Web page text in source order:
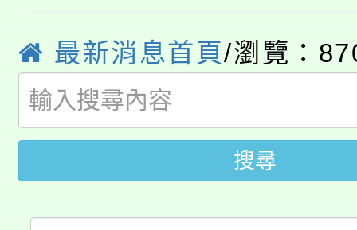
車」活動
桃園市115學年度學生
生本土語及新住民語歌
公告本校115學年度第
代理(課)教師甄選結果(
公告本校115學年度第
代理(課)教師甄選結果(
轉知中國文化大學推廣
《TA101》溝通分析基
最新消息首頁/瀏覽：
搜尋